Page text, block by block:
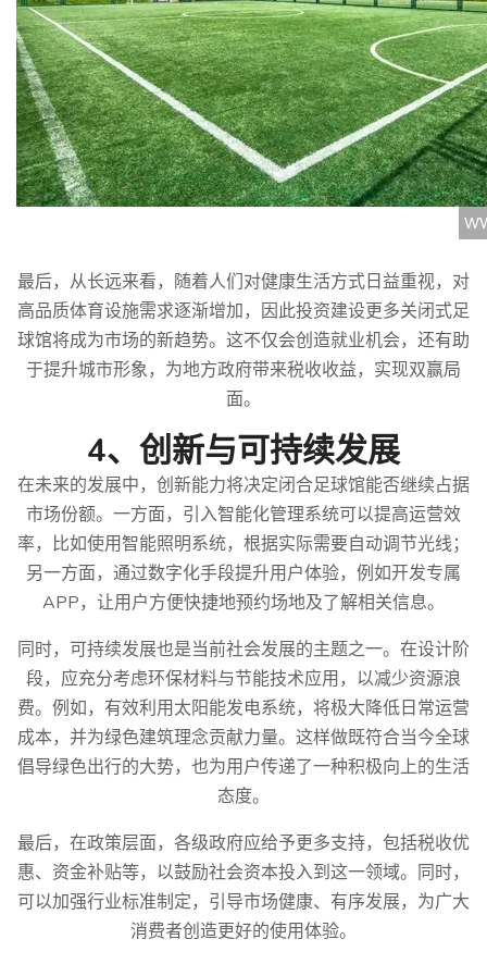
最后，从长远来看，随着人们对健康生活方式日益重视，对
高品质体育设施需求逐渐增加，因此投资建设更多关闭式足
球馆将成为市场的新趋势。这不仅会创造就业机会，还有助
于提升城市形象，为地方政府带来税收收益，实现双赢局
面。
4、创新与可持续发展
在未来的发展中，创新能力将决定闭合足球馆能否继续占据
市场份额。一方面，引入智能化管理系统可以提高运营效
率，比如使用智能照明系统，根据实际需要自动调节光线；
另一方面，通过数字化手段提升用户体验，例如开发专属
APP，让用户方便快捷地预约场地及了解相关信息。
同时，可持续发展也是当前社会发展的主题之一。在设计阶
段，应充分考虑环保材料与节能技术应用，以减少资源浪
费。例如，有效利用太阳能发电系统，将极大降低日常运营
成本，并为绿色建筑理念贡献力量。这样做既符合当今全球
倡导绿色出行的大势，也为用户传递了一种积极向上的生活
态度。
最后，在政策层面，各级政府应给予更多支持，包括税收优
惠、资金补贴等，以鼓励社会资本投入到这一领域。同时，
可以加强行业标准制定，引导市场健康、有序发展，为广大
消费者创造更好的使用体验。